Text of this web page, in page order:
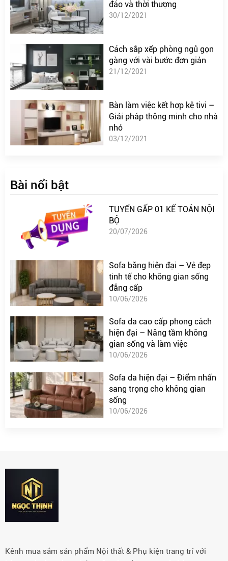
đáo và thời thượng
30/12/2021
Cách sắp xếp phòng ngủ gọn
gàng với vài bước đơn giản
21/12/2021
Bàn làm việc kết hợp kệ tivi –
Giải pháp thông minh cho nhà
nhỏ
03/12/2021
Bài nổi bật
TUYỂN GẤP 01 KẾ TOÁN NỘI
BỘ
20/07/2026
Sofa băng hiện đại – Vẻ đẹp
tinh tế cho không gian sống
đẳng cấp
10/06/2026
Sofa da cao cấp phong cách
hiện đại – Nâng tầm không
gian sống và làm việc
10/06/2026
Sofa da hiện đại – Điểm nhấn
sang trọng cho không gian
sống
10/06/2026
Kênh mua sắm sản phẩm Nội thất & Phụ kiện trang trí với